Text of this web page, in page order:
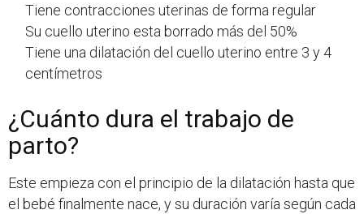
Tiene contracciones uterinas de forma regular
Su cuello uterino esta borrado más del 50%
Tiene una dilatación del cuello uterino entre 3 y 4
centímetros
¿Cuánto dura el trabajo de
parto?
Este empieza con el principio de la dilatación hasta que
el bebé finalmente nace, y su duración varía según cada